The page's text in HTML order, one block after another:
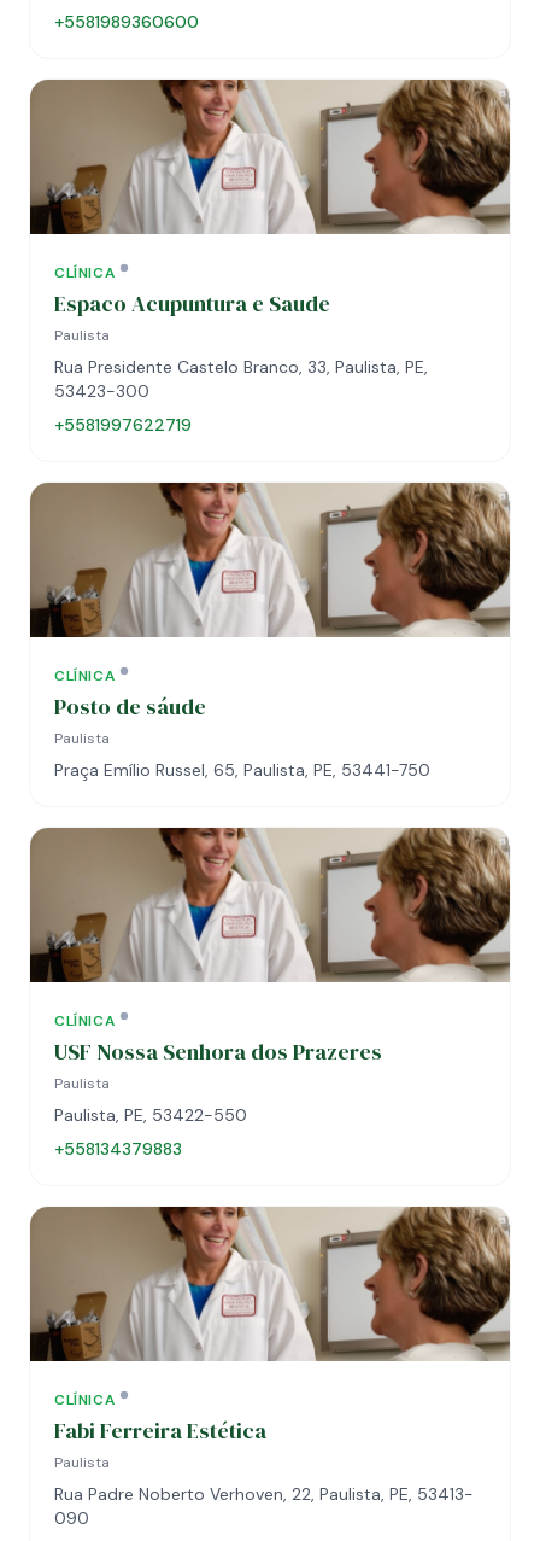
+5581989360600
CLÍNICA
Espaco Acupuntura e Saude
Paulista
Rua Presidente Castelo Branco, 33, Paulista, PE,
53423-300
+5581997622719
CLÍNICA
Posto de sáude
Paulista
Praça Emílio Russel, 65, Paulista, PE, 53441-750
CLÍNICA
USF Nossa Senhora dos Prazeres
Paulista
Paulista, PE, 53422-550
+558134379883
CLÍNICA
Fabi Ferreira Estética
Paulista
Rua Padre Noberto Verhoven, 22, Paulista, PE, 53413-
090